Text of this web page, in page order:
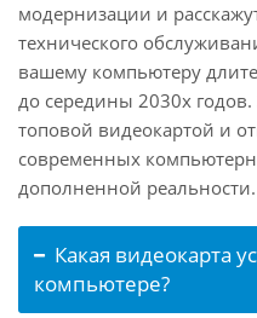
модернизации и
технического
вашему компьютеру
до середины 2030х
топовой видеокартой и
современных
дополненной реальности.
Какая видеокарта
компьютере?